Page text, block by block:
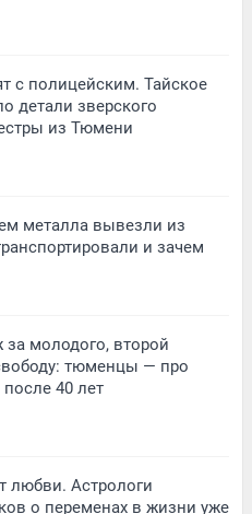
с полицейским. Тайское
детали зверского
из Тюмени
металла вывезли из
и зачем
молодого, второй
тюменцы — про
40 лет
любви. Астрологи
о переменах в жизни уже